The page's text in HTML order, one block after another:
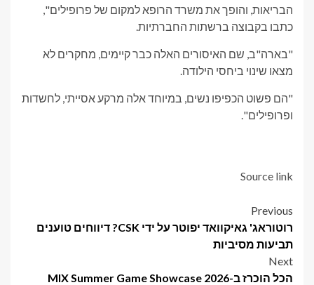
הבריאות, והופך את משרד הרופא למקום של פרופילים",
כתבו בקבוצה ברשתות החברתיות.
"בארה"ב, שם האיסורים האלה כבר קיימים, מחקרים לא
מצאו שינוי ביחסי הילודה.
"הם פשוט הכפיפו נשים, במיוחד אלה מרקע אסייתי, לחשדות
ופרופילים".
Source link
Post
navigation
Previous
רוטוראג' גאיקוואד יפוטר על ידי CSK? דיווחים טוענים
תביעות מסיביות
Next
הכל הוכרז ב-MIX Summer Game Showcase 2026